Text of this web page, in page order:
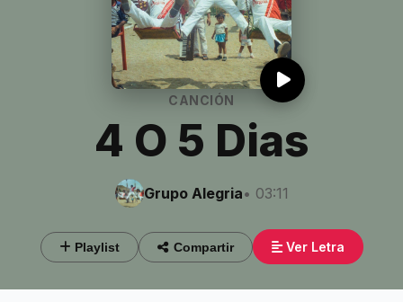
CANCIÓN
4 O 5 Dias
Grupo Alegria• 03:11
Playlist Compartir Ver Letra